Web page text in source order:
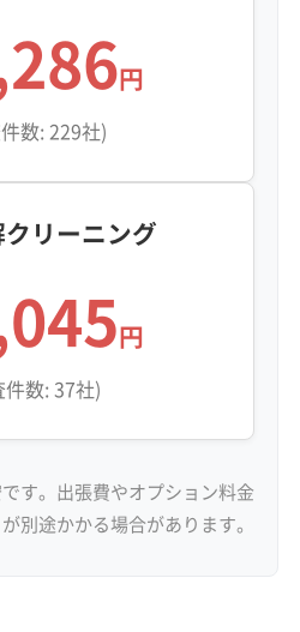
徴が東西で分かれてお
も異なります。東部の田
ったニュータウンでは、
れらの機種は内部構造が
験の浅い作業員では分解
になったり、無理に分解
るトラブルが懸念されま
円
数: 229社)
リーニング
円
件数: 37社)
す。出張費やオプション料金
が別途かかる場合があります。